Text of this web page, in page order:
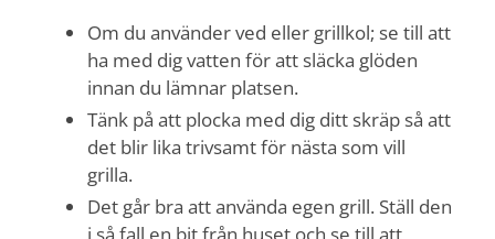
Om du använder ved eller grillkol; se till att
ha med dig vatten för att släcka glöden
innan du lämnar platsen.
Tänk på att plocka med dig ditt skräp så att
det blir lika trivsamt för nästa som vill
grilla.
Det går bra att använda egen grill. Ställ den